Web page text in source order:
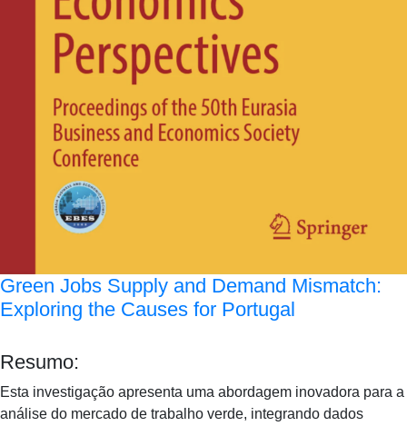
Green Jobs Supply and Demand Mismatch:
Exploring the Causes for Portugal
Resumo:
Esta investigação apresenta uma abordagem inovadora para a
análise do mercado de trabalho verde, integrando dados